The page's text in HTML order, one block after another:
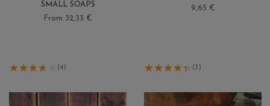
SMALL SOAPS
From 32,33 €
(4)
9,65 €
(3)